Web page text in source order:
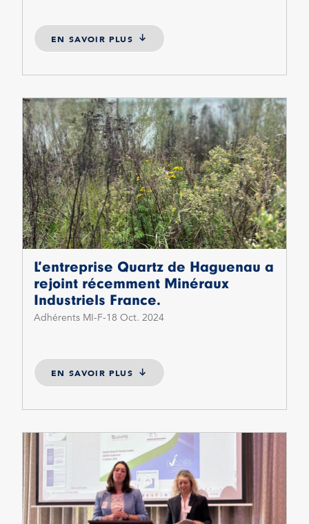
EN SAVOIR PLUS
L’entreprise Quartz de Haguenau a
rejoint récemment Minéraux
Industriels France.
Adhérents MI-F 18 Oct. 2024
EN SAVOIR PLUS